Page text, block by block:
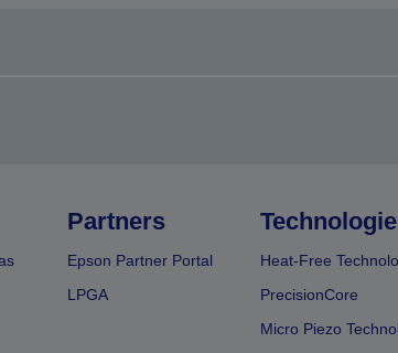
Partners
Epson Partner Portal
LPGA
Heat-Free
PrecisionCore
Micro Piezo